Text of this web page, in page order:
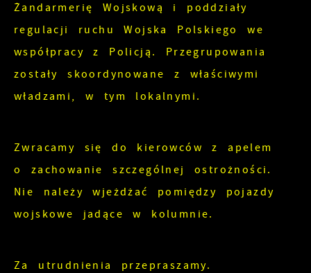
Żandarmerię Wojskową i poddziały
regulacji ruchu Wojska Polskiego we
współpracy z Policją. Przegrupowania
zostały skoordynowane z właściwymi
władzami, w tym lokalnymi.
Zwracamy się do kierowców z apelem
o zachowanie szczególnej ostrożności.
Nie należy wjeżdżać pomiędzy pojazdy
wojskowe jadące w kolumnie.
Za utrudnienia przepraszamy.